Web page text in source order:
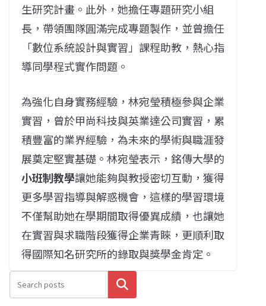
生研究計畫。此外，她擔任專題研究小組
長，帶領團隊圓滿完成專題製作，並曾擔任
「數位系統設計與實習」課程助教，熱心指
導同學程式實作問題。
為強化自身實務經驗，林宛瑩積極參與企業
實習，曾於甲尚科技與英業達公司實習，累
積豐富的業界經驗，為未來的學術與職涯發
展奠定堅實基礎。林宛瑩表示，銘傳大學的
小班制教學讓她能夠與教授密切互動，獲得
更多學習指導與解惑機會，這樣的學習環境
不僅幫助她在學期間取得優異成績，也讓她
在實習與求職階段獲得企業青睞，更順利取
得國際知名研究所的錄取與獎學金肯定。
搜尋